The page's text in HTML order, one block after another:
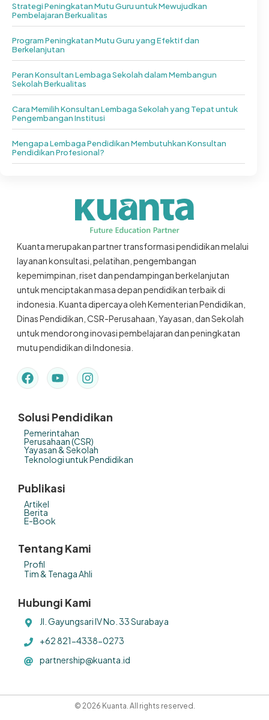
Strategi Peningkatan Mutu Guru untuk Mewujudkan
Pembelajaran Berkualitas
Program Peningkatan Mutu Guru yang Efektif dan
Berkelanjutan
Peran Konsultan Lembaga Sekolah dalam Membangun
Sekolah Berkualitas
Cara Memilih Konsultan Lembaga Sekolah yang Tepat untuk
Pengembangan Institusi
Mengapa Lembaga Pendidikan Membutuhkan Konsultan
Pendidikan Profesional?
Kuanta merupakan partner transformasi pendidikan melalui
layanan konsultasi, pelatihan, pengembangan
kepemimpinan, riset dan pendampingan berkelanjutan
untuk menciptakan masa depan pendidikan terbaik di
indonesia. Kuanta dipercaya oleh Kementerian Pendidikan,
Dinas Pendidikan, CSR-Perusahaan, Yayasan, dan Sekolah
untuk mendorong inovasi pembelajaran dan peningkatan
mutu pendidikan di Indonesia.
Solusi Pendidikan
Pemerintahan
Perusahaan (CSR)
Yayasan & Sekolah
Teknologi untuk Pendidikan
Publikasi
Artikel
Berita
E-Book
Tentang Kami
Profil
Tim & Tenaga Ahli
Hubungi Kami
Jl. Gayungsari IV No. 33 Surabaya
+62 821-4338-0273
partnership@kuanta.id
© 2026 Kuanta. All rights reserved.